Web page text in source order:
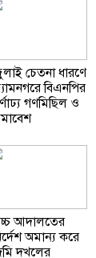
চেতনা ধারণে
বিএনপির
গণমিছিল ও
আদালতের
অমান্য করে
দখলের